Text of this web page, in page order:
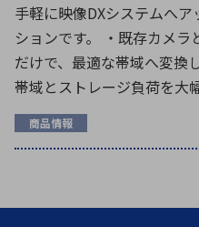
手軽に映像DXシステムへ
ションです。 ・既存カメ
だけで、最適な帯域へ変換
帯域とストレージ負荷を大
商品情報